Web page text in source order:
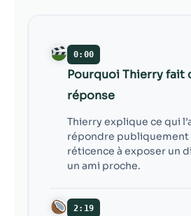
0:00
Pourquoi Thierry fait
réponse
Thierry explique ce qui
répondre publiquement
réticence à exposer un
un ami proche.
2:19